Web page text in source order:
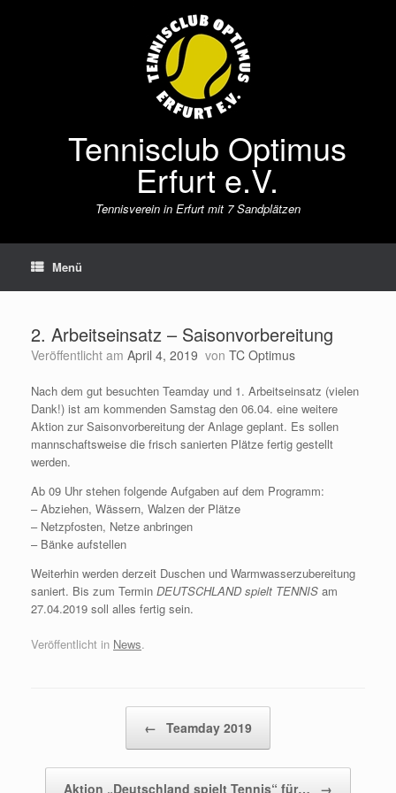
Tennisclub Optimus
Erfurt e.V.
Tennisverein in Erfurt mit 7 Sandplätzen
Menü
2. Arbeitseinsatz – Saisonvorbereitung
Veröffentlicht am April 4, 2019 von TC Optimus
Nach dem gut besuchten Teamday und 1. Arbeitseinsatz (vielen
Dank!) ist am kommenden Samstag den 06.04. eine weitere
Aktion zur Saisonvorbereitung der Anlage geplant. Es sollen
mannschaftsweise die frisch sanierten Plätze fertig gestellt
werden.
Ab 09 Uhr stehen folgende Aufgaben auf dem Programm:
– Abziehen, Wässern, Walzen der Plätze
– Netzpfosten, Netze anbringen
– Bänke aufstellen
Weiterhin werden derzeit Duschen und Warmwasserzubereitung
saniert. Bis zum Termin DEUTSCHLAND spielt TENNIS am
27.04.2019 soll alles fertig sein.
Veröffentlicht in News.
← Teamday 2019
Aktion „Deutschland spielt Tennis“ für… →